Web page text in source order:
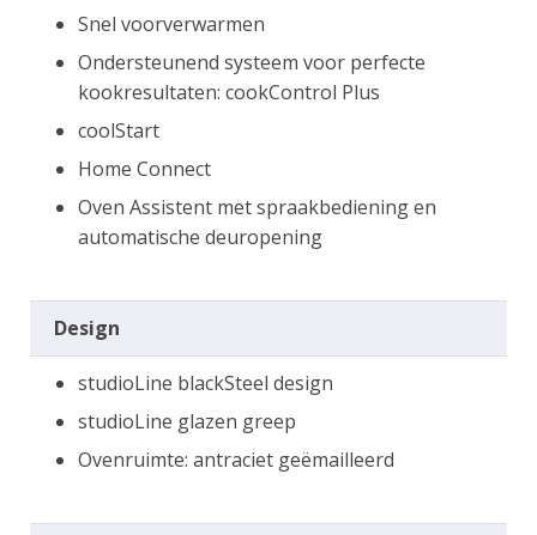
Snel voorverwarmen
Ondersteunend systeem voor perfecte
kookresultaten: cookControl Plus
coolStart
Home Connect
Oven Assistent met spraakbediening en
automatische deuropening
Design
studioLine blackSteel design
studioLine glazen greep
Ovenruimte: antraciet geëmailleerd